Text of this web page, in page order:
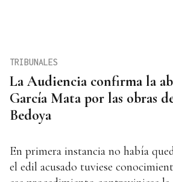
La Audiencia confirma la
García Mata por las obras
Bedoya
TRIBUNALES
En primera instancia no había
el edil acusado tuviese